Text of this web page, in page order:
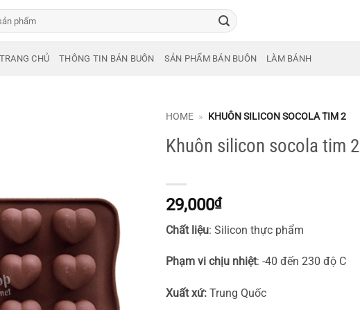
TRANG CHỦ THÔNG TIN BÁN BUÔN SẢN PHẨM BÁN BUÔN LÀM BÁNH
HOME » KHUÔN SILICON SOCOLA TIM 2
Khuôn silicon socola tim 2
29,000₫
Chất liệu: Silicon thực phẩm
Phạm vi chịu nhiệt: -40 đến 230 độ C
Xuất xứ: Trung Quốc